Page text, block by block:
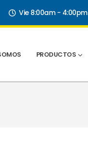
Vie 8:00am - 4:00pm
PRODUCTOS